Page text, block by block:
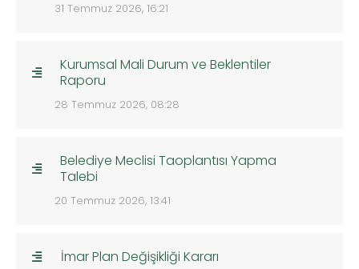
31 Temmuz 2026, 16:21
Kurumsal Mali Durum ve Beklentiler
Raporu
28 Temmuz 2026, 08:28
Belediye Meclisi Taoplantısı Yapma
Talebi
20 Temmuz 2026, 13:41
İmar Plan Değişikliği Kararı